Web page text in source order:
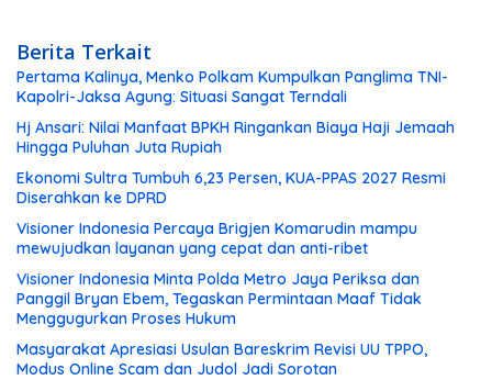
Berita Terkait
Pertama Kalinya, Menko Polkam Kumpulkan Panglima TNI-
Kapolri-Jaksa Agung: Situasi Sangat Terndali
Hj Ansari: Nilai Manfaat BPKH Ringankan Biaya Haji Jemaah
Hingga Puluhan Juta Rupiah
Ekonomi Sultra Tumbuh 6,23 Persen, KUA-PPAS 2027 Resmi
Diserahkan ke DPRD
Visioner Indonesia Percaya Brigjen Komarudin mampu
mewujudkan layanan yang cepat dan anti-ribet
Visioner Indonesia Minta Polda Metro Jaya Periksa dan
Panggil Bryan Ebem, Tegaskan Permintaan Maaf Tidak
Menggugurkan Proses Hukum
Masyarakat Apresiasi Usulan Bareskrim Revisi UU TPPO,
Modus Online Scam dan Judol Jadi Sorotan